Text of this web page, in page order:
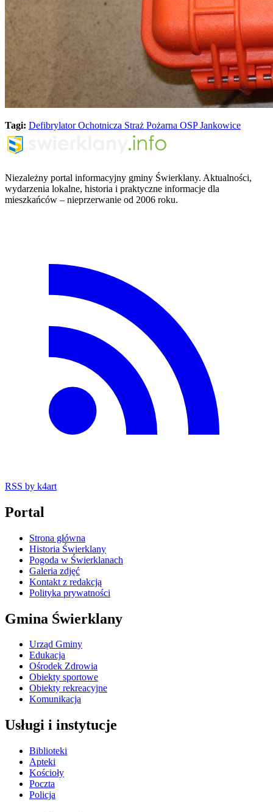
Tagi: DefibrylatorOchotnicza Straż Pożarna OSP Jankowice
Niezależny portal informacyjny gminy Świerklany. Aktualności,
wydarzenia lokalne, historia i praktyczne informacje dla
mieszkańców – nieprzerwanie od 2006 roku.
RSS by k4art
Portal
Strona główna
Historia Świerklany
Pogoda w Świerklanach
Galeria zdjęć
Kontakt z redakcją
Polityka prywatności
Gmina Świerklany
Urząd Gminy
Edukacja
Ośrodek Zdrowia
Obiekty sportowe
Obiekty rekreacyjne
Komunikacja
Usługi i instytucje
Biblioteki
Apteki
Kościoły
Poczta
Policja